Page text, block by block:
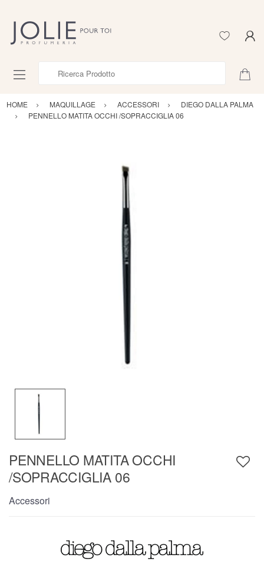
HOME MAQUILLAGE ACCESSORI
DIEGO DALLA PALMA
PENNELLO MATITA OCCHI /SOPRACCIGLIA 06
PENNELLO MATITA OCCHI
/SOPRACCIGLIA 06
Accessori